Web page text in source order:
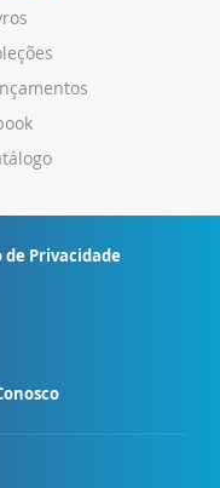
de Privacidade